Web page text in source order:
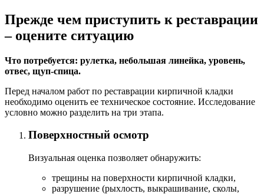
Прежде чем приступить к реставрации
– оцените ситуацию
Что потребуется: рулетка, небольшая линейка, уровень,
отвес, щуп-спица.
Перед началом работ по реставрации кирпичной кладки
необходимо оценить ее техническое состояние. Исследование
условно можно разделить на три этапа.
Поверхностный осмотр
Визуальная оценка позволяет обнаружить:
трещины на поверхности кирпичной кладки,
разрушение (рыхлость, выкрашивание, сколы,